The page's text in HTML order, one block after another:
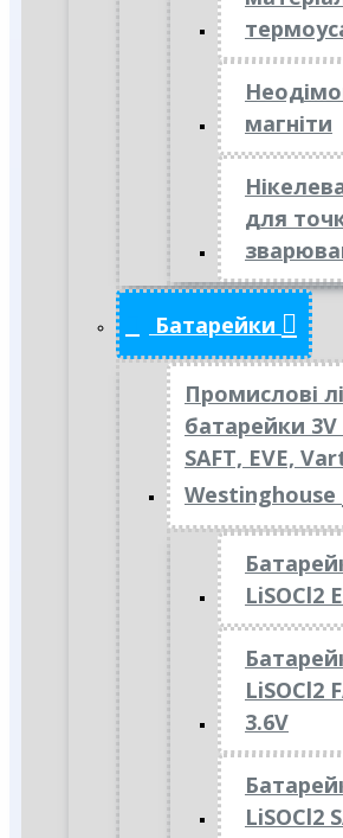
магніти
для
Батарейки
Промислові
батарейки 3V
SAFT, EVE,
Westinghouse
LiSOCl2
LiSOCl2
3.6V
LiSOCl2